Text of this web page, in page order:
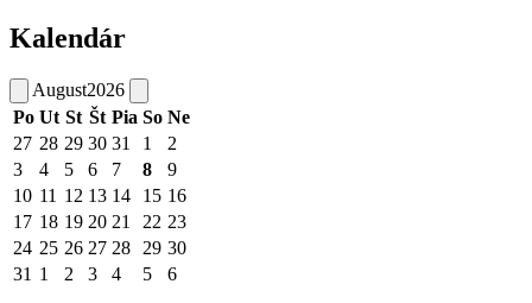
Kalendár
August2026
Po Ut St Št Pia So Ne
27 28 29 30 31 1
2
3
4 5 6 7 8
9
10 11 12 13 14 15 16
17 18 19 20 21 22 23
24 25 26 27 28 29 30
31 1 2 3 4 5 6